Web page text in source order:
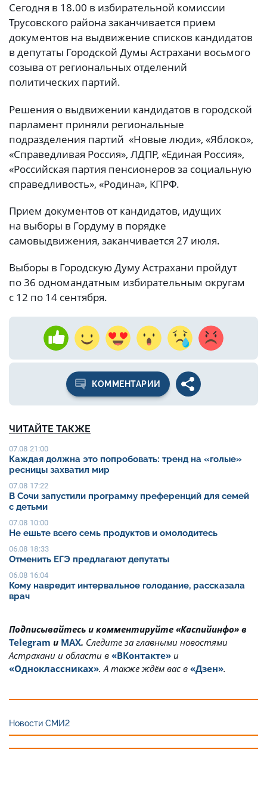
Сегодня в 18.00 в избирательной комиссии
Трусовского района заканчивается прием
документов на выдвижение списков кандидатов
в депутаты Городской Думы Астрахани восьмого
созыва от региональных отделений
политических партий.
Решения о выдвижении кандидатов в городской
парламент приняли региональные
подразделения партий «Новые люди», «Яблоко»,
«Справедливая Россия», ЛДПР, «Единая Россия»,
«Российская партия пенсионеров за социальную
справедливость», «Родина», КПРФ.
Прием документов от кандидатов, идущих
на выборы в Гордуму в порядке
самовыдвижения, заканчивается 27 июля.
Выборы в Городскую Думу Астрахани пройдут
по 36 одномандатным избирательным округам
с 12 по 14 сентября.
КОММЕНТАРИИ
ЧИТАЙТЕ ТАКЖЕ
07.08 21:00
Каждая должна это попробовать: тренд на «голые»
ресницы захватил мир
07.08 17:22
В Сочи запустили программу преференций для семей
с детьми
07.08 10:00
Не ешьте всего семь продуктов и омолодитесь
06.08 18:33
Отменить ЕГЭ предлагают депутаты
06.08 16:04
Кому навредит интервальное голодание, рассказала
врач
Подписывайтесь и комментируйте «Каспийинфо» в
Telegram и MAX. Cледите за главными новостями
Астрахани и области в «ВКонтакте» и
«Одноклассниках». А также ждём вас в «Дзен».
Новости СМИ2